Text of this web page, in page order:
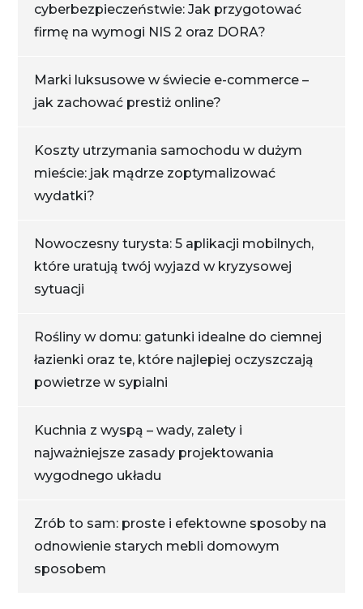
cyberbezpieczeństwie: Jak przygotować
firmę na wymogi NIS 2 oraz DORA?
Marki luksusowe w świecie e-commerce –
jak zachować prestiż online?
Koszty utrzymania samochodu w dużym
mieście: jak mądrze zoptymalizować
wydatki?
Nowoczesny turysta: 5 aplikacji mobilnych,
które uratują twój wyjazd w kryzysowej
sytuacji
Rośliny w domu: gatunki idealne do ciemnej
łazienki oraz te, które najlepiej oczyszczają
powietrze w sypialni
Kuchnia z wyspą – wady, zalety i
najważniejsze zasady projektowania
wygodnego układu
Zrób to sam: proste i efektowne sposoby na
odnowienie starych mebli domowym
sposobem